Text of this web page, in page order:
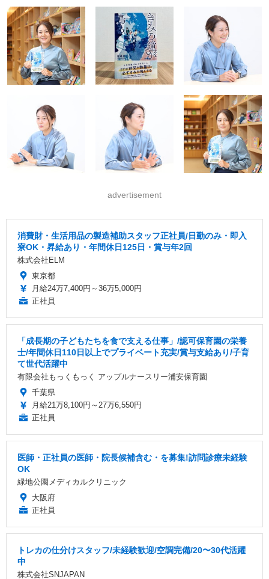
advertisement
消費財・生活用品の製造補助スタッフ正社員/日勤のみ・即入
寮OK・昇給あり・年間休日125日・賞与年2回
株式会社ELM
東京都
月給24万7,400円～36万5,000円
正社員
「成長期の子どもたちを食で支える仕事」/認可保育園の栄養
士/年間休日110日以上でプライベート充実/賞与支給あり/子育
て世代活躍中
有限会社もっくもっく アップルナースリー浦安保育園
千葉県
月給21万8,100円～27万6,550円
正社員
医師・正社員の医師・院長候補含む・を募集!訪問診療未経験
OK
緑地公園メディカルクリニック
大阪府
正社員
トレカの仕分けスタッフ/未経験歓迎/空調完備/20〜30代活躍
中
株式会社SNJAPAN